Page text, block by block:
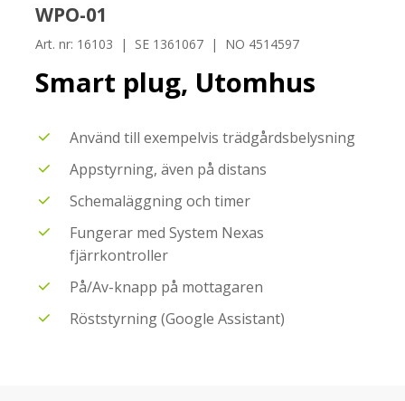
WPO-01
Art. nr: 16103 | SE 1361067 | NO 4514597
Smart plug, Utomhus
Använd till exempelvis trädgårdsbelysning
Appstyrning, även på distans
Schemaläggning och timer
Fungerar med System Nexas
fjärrkontroller
På/Av-knapp på mottagaren
Röststyrning (Google Assistant)